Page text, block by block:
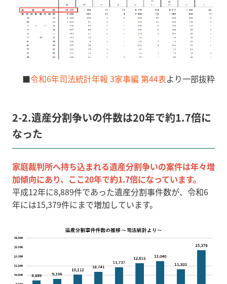
■令和6年司法統計年報 3家事編 第44表より一部抜粋
2-2.遺産分割争いの件数は20年で約1.7倍に
なった
家庭裁判所へ持ち込まれる遺産分割争いの案件は年々増
加傾向にあり、ここ20年で約1.7倍になっています。
平成12年に8,889件であった遺産分割事件数が、令和6
年には15,379件にまで増加しています。